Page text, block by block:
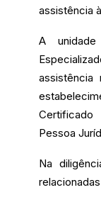
assistência
A
Certificado
Pessoa
Na